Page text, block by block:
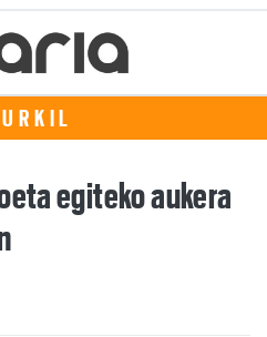
egiteko aukera